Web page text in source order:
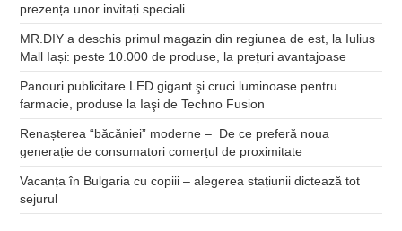
prezența unor invitați speciali
MR.DIY a deschis primul magazin din regiunea de est, la Iulius
Mall Iași: peste 10.000 de produse, la prețuri avantajoase
Panouri publicitare LED gigant şi cruci luminoase pentru
farmacie, produse la Iaşi de Techno Fusion
Renașterea “băcăniei” moderne – De ce preferă noua
generație de consumatori comerțul de proximitate
Vacanța în Bulgaria cu copiii – alegerea stațiunii dictează tot
sejurul